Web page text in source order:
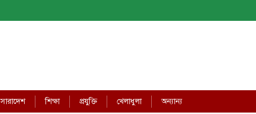
সারাদেশ শিক্ষা প্রযুক্তি খেলাধুলা অন্যান্য